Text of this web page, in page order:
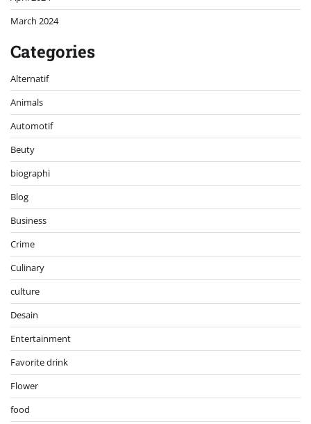
March 2024
Categories
Alternatif
Animals
Automotif
Beuty
biographi
Blog
Business
Crime
Culinary
culture
Desain
Entertainment
Favorite drink
Flower
food